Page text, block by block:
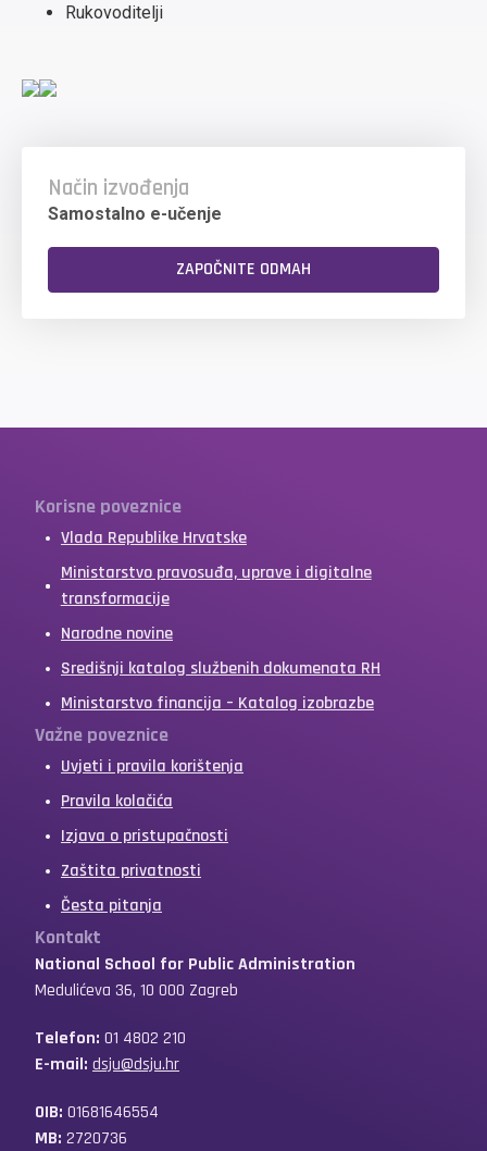
Način izvođenja
Samostalno e-učenje
ZAPOČNITE ODMAH
Rukovoditelji
Korisne poveznice
Vlada Republike Hrvatske
Ministarstvo pravosuđa, uprave i digitalne
transformacije
Narodne novine
Središnji katalog službenih dokumenata RH
Ministarstvo financija – Katalog izobrazbe
Važne poveznice
Uvjeti i pravila korištenja
Pravila kolačića
Izjava o pristupačnosti
Zaštita privatnosti
Česta pitanja
Kontakt
National School for Public Administration
Medulićeva 36, 10 000 Zagreb
Telefon: 01 4802 210
E-mail: dsju@dsju.hr
OIB: 01681646554
MB: 2720736